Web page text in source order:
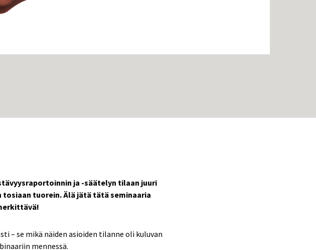
ja -säätelyn tilaan juuri
tuorein. Älä jätä tätä seminaaria
– se mikä näiden asioiden tilanne oli kuluvan
mennessä.